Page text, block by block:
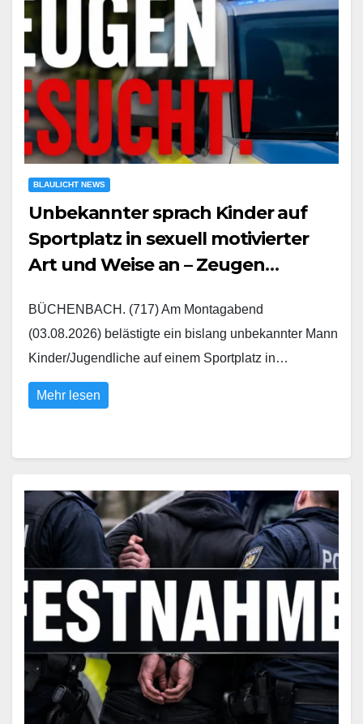
BLAULICHT NEWS
Unbekannter sprach Kinder auf
Sportplatz in sexuell motivierter
Art und Weise an – Zeugen
BÜCHENBACH. (717) Am Montagabend
(03.08.2026) belästigte ein bislang unbekannter Mann
Kinder/Jugendliche auf einem Sportplatz in…
Mehr lesen